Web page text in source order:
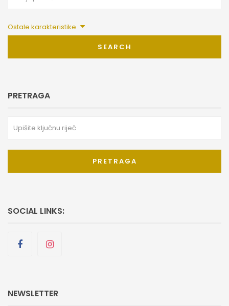
Ostale karakteristike
SEARCH
PRETRAGA
PRETRAGA
SOCIAL LINKS:
NEWSLETTER